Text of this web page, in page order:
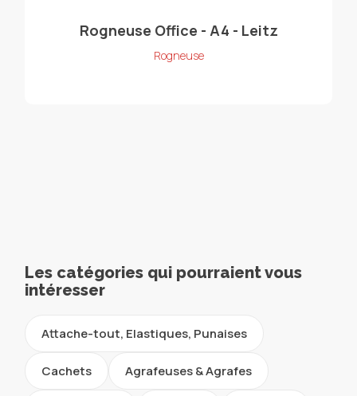
Rogneuse Office - A4 - Leitz
Rogneuse
Les catégories qui pourraient vous
intéresser
Attache-tout, Elastiques, Punaises
Cachets Agrafeuses & Agrafes